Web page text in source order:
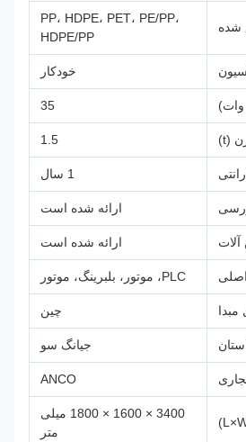
PP، HDPE، PET، PE/PP،
HDPE/PP
خودکار
ارائه شده است
ارائه شده است
جیانگ سو
ANCO
3400 × 1600 × 1800 میلی